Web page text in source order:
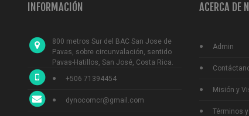
INFORMACIÓN
800 metros Sur del BAC San Jose de
Pavas, sobre circunvalación, sentido
Pavas-Hatillos, San José, Costa Rica.
+506 71394454
dynocomcr@gmail.com
ACERCA DE
Admin
Misión y
Términos